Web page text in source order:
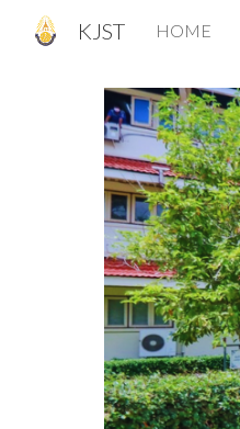
KJST HOME